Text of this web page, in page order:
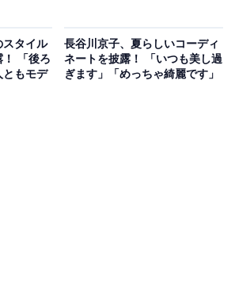
スタイル
「後ろ
ともモデ
長谷川京子、夏らしいコーディ
ネートを披露！ 「いつも美し過
ぎます」「めっちゃ綺麗です」